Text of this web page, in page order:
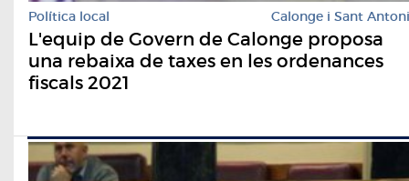
Política local Calonge i Sant Antoni
L'equip de Govern de Calonge proposa
una rebaixa de taxes en les ordenances
fiscals 2021